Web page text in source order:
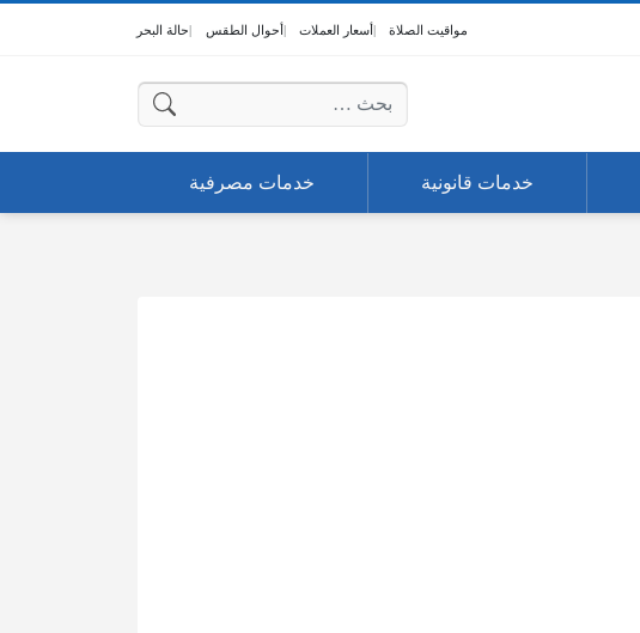
مواقيت الصلاة أسعار العملات أحوال الطقس حالة البحر
البحث عن:
خدمات قانونية خدمات مصرفية